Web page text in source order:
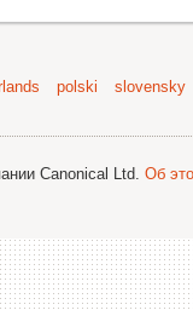
polski slovensky
Canonical Ltd. Об